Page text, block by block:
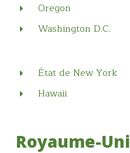
Oregon
Washington D.C.
État de New York
Hawaii
Royaume-Uni